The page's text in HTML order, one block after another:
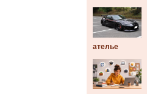
ателье